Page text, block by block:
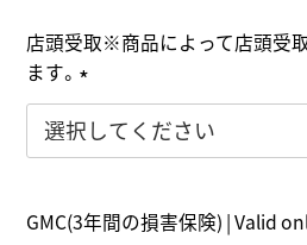
店頭受取※商品によって店頭受
ます。
(
必
GMC(3年間の損害保険) | Valid